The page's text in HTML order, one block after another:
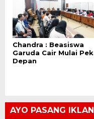
Chandra : Beasiswa
Garuda Cair Mulai
Depan
AYO PASANG